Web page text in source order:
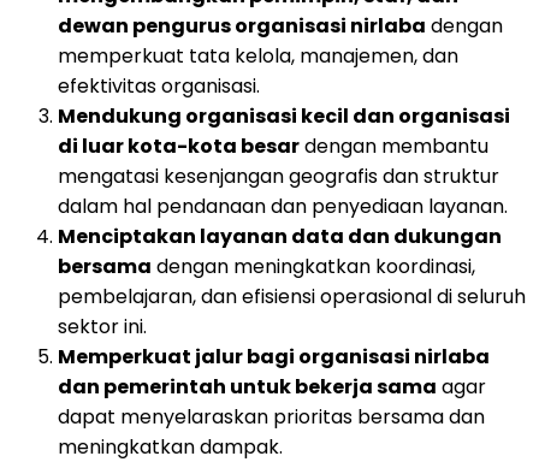
dewan pengurus organisasi nirlaba dengan
memperkuat tata kelola, manajemen, dan
efektivitas organisasi.
Mendukung organisasi kecil dan organisasi
di luar kota-kota besardengan membantu
mengatasi kesenjangan geografis dan struktur
dalam hal pendanaan dan penyediaan layanan.
Menciptakan layanan data dan dukungan
bersama dengan meningkatkan koordinasi,
pembelajaran, dan efisiensi operasional di seluruh
sektor ini.
Memperkuat jalur bagi organisasi nirlaba
dan pemerintah untuk bekerja sama agar
dapat menyelaraskan prioritas bersama dan
meningkatkan dampak.